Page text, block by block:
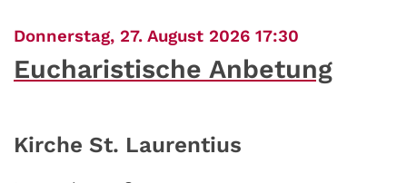
Donnerstag, 27. August 2026 17:30
Eucharistische Anbetung
Kirche St. Laurentius